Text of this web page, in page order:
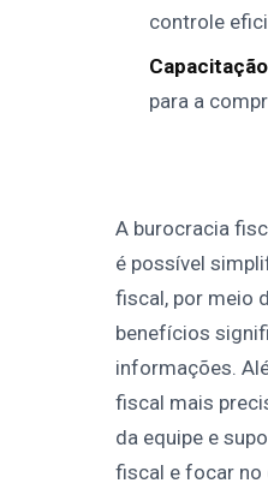
controle
para a
A burocracia
é possível
fiscal, por meio
benefícios
informações.
fiscal mais
da equipe e
fiscal e focar no